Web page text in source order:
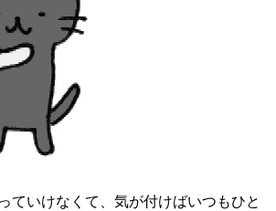
ていけなくて、気が付けばいつもひと